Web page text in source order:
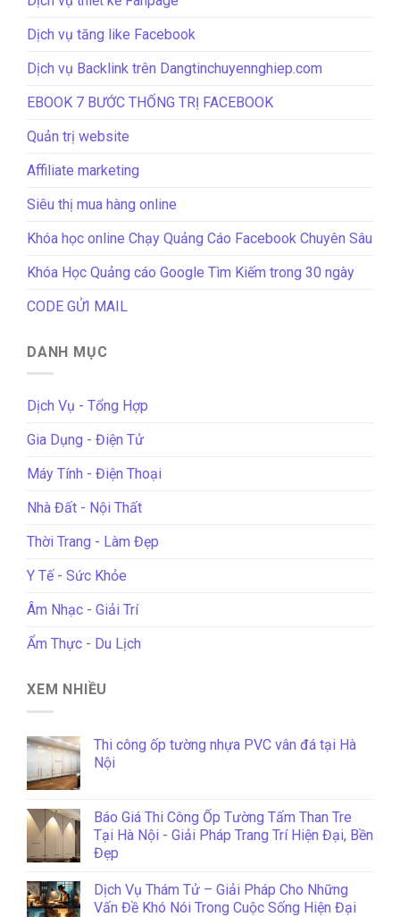
Dịch vụ tăng like Facebook
Dịch vụ Backlink trên Dangtinchuyennghiep.com
EBOOK 7 BƯỚC THỐNG TRỊ FACEBOOK
Quản trị website
Affiliate marketing
Siêu thị mua hàng online
Khóa học online Chạy Quảng Cáo Facebook Chuyên Sâu
Khóa Học Quảng cáo Google Tìm Kiếm trong 30 ngày
CODE GỬI MAIL
DANH MỤC
Dịch Vụ - Tổng Hợp
Gia Dụng - Điện Tử
Máy Tính - Điện Thoại
Nhà Đất - Nội Thất
Thời Trang - Làm Đẹp
Y Tế - Sức Khỏe
Âm Nhạc - Giải Trí
Ẩm Thực - Du Lịch
XEM NHIỀU
Thi công ốp tường nhựa PVC vân đá tại Hà
Nội
Báo Giá Thi Công Ốp Tường Tấm Than Tre
Tại Hà Nội - Giải Pháp Trang Trí Hiện Đại, Bền
Đẹp
Dịch Vụ Thám Tử – Giải Pháp Cho Những
Vấn Đề Khó Nói Trong Cuộc Sống Hiện Đại